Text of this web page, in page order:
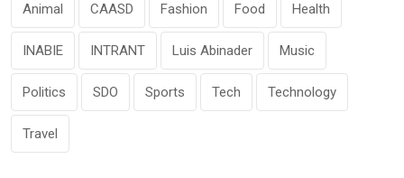
Animal CAASD Fashion Food Health
INABIE INTRANT Luis Abinader Music
Politics SDO Sports Tech Technology
Travel